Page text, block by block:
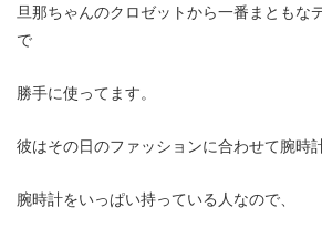
旦那ちゃんのクロゼットから一番まともな
で
勝手に使ってます。
彼はその日のファッションに合わせて腕時
腕時計をいっぱい持っている人なので、